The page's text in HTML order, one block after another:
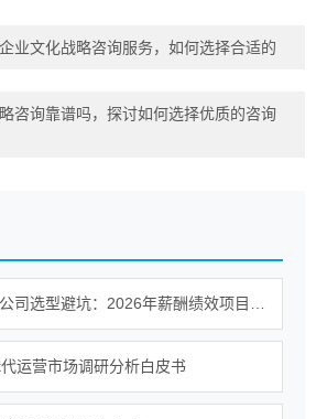
业文化战略咨询服务，如何选择合适的
咨询靠谱吗，探讨如何选择优质的咨询
运营市场调研分析白皮书